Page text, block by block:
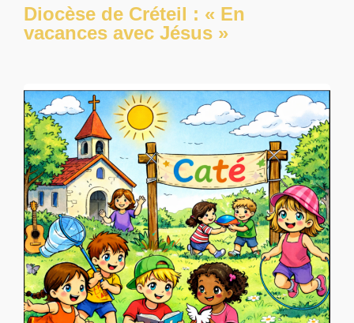
Diocèse de Créteil : « En
vacances avec Jésus »